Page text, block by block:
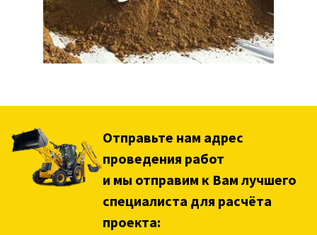
Отправьте нам адрес
проведения работ
и мы отправим к Вам лучшего
специалиста для расчёта
проекта: